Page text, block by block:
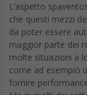
L’aspetto
che questi mezzi
da poter essere
maggior parte dei
molte situazioni a
come ad esempio
fornire